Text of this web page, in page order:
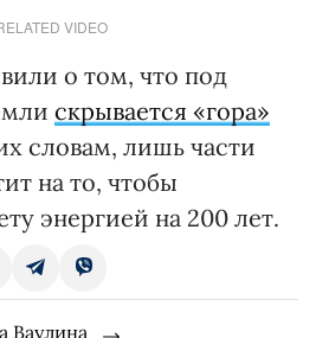
VIDEO
о том, что под
скрывается «гора»
словам, лишь части
на то, чтобы
энергией на 200 лет.
Ваулина